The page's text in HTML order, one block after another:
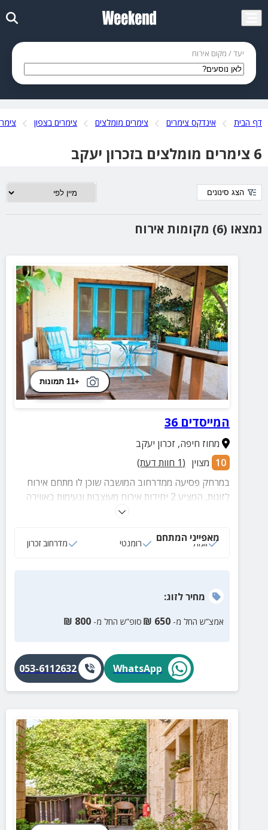
יעד / מקום אירוח
דף הבית אינדקס צימרים צימרים מומלצים צימרים בצפון
6 צימרים מומלצים בזכרון יעקב
נמצאו (6) מקומות אירוח
הצג סינונים
+11 תמונות
המייסדים 36
מחוז חיפה, זכרון יעקב
10 מצוין (
1 חוות דעת)
במרחק פסיעה ממדרחוב המושבה שוכן לו מתחם אירוח
לזוגות, המציע 2 יחידות אירוח מעוצבות ונעימות באווירה
קסומה. בואו לטייל, לבלות וליהנות בחופשה מעולה,
מאפייני המתחם
זוגות רומנטי מדרחוב זכרון
מחירלזוג:
אמצ”ש החל מ- 650
₪ סופ”ש החל מ- 800
₪
WhatsApp
053-6112632